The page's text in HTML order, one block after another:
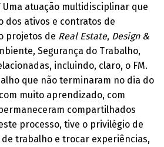
Uma atuação multidisciplinar que
dos ativos e contratos de
projetos de Real Estate, Design &
Segurança do Trabalho,
incluindo, claro, o FM.
que não terminaram no dia do
muito aprendizado, com
compartilhados
processo, tive o privilégio de
trabalho e trocar experiências,